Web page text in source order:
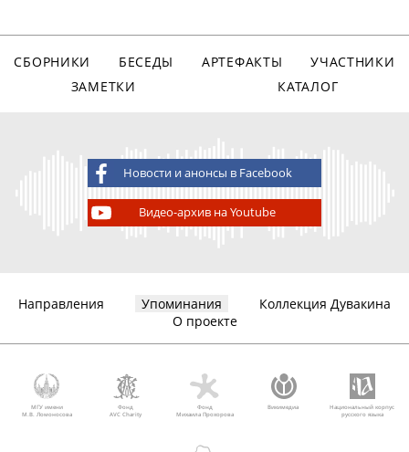
СБОРНИКИ БЕСЕДЫ АРТЕФАКТЫ
УЧАСТНИКИ
ЗАМЕТКИ
КАТАЛОГ
Новости и анонсы в Facebook
Видео-архив на Youtube
Направления Упоминания
Коллекция Дувакина
О проекте
МГУ имени
М.В. Ломоносова
Фонд
AVC Charity
Фонд
Михаила Прохорова
Викимедиа
Национальный корпус
русского языка